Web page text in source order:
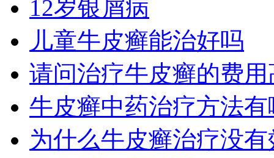
12岁银屑病
儿童牛皮癣能治好吗
请问治疗牛皮癣的费用
牛皮癣中药治疗方法有
为什么牛皮癣治疗没